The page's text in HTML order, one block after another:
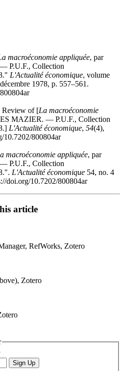
macroéconomie appliquée, par
P.U.F., Collection
L'Actualité économique, volume
1978, p. 557–561.
Review of [La macroéconomie
MAZIER. — P.U.F., Collection
L'Actualité économique, 54(4),
10.7202/800804ar
macroéconomie appliquée, par
P.U.F., Collection
L'Actualité économique 54, no. 4
doi.org/10.7202/800804ar
article
RefWorks, Zotero
Zotero